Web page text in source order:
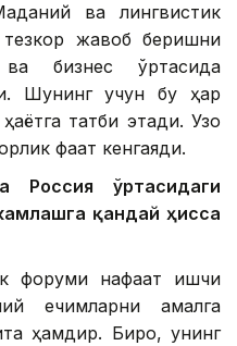
ва лингвистик
жавоб беришни
бизнес ўртасида
Шунинг учун бу ҳар
татбиқ этади. Узоқ
фақат кенгаяди.
Россия ўртасидаги
қандай ҳисса
форуми нафақат ишчи
ечимларни амалга
ҳамдир. Бироқ, унинг